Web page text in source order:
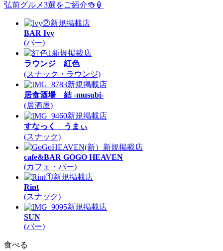
新規掲載店
BAR Ivy
(バー)
新規掲載店
ラウンジ 紅色
(スナック・ラウンジ)
新規掲載店
居食酒場 結 -musubi-
(居酒屋)
新規掲載店
すなっく うまぃ
(スナック)
新規掲載店
cafe&BAR GOGO HEAVEN
(カフェ・バー)
新規掲載店
Rint
(スナック)
新規掲載店
SUN
(バー)
食べる